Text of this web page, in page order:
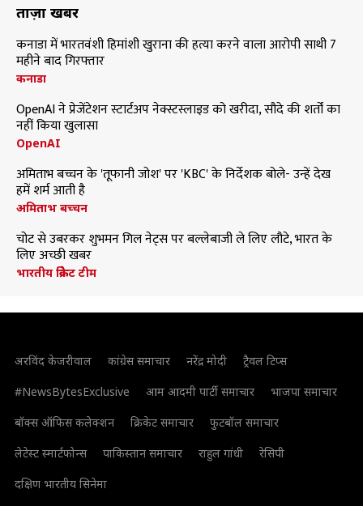
ताज़ा खबरें
कनाडा में भारतवंशी हिमांशी खुराना की हत्या करने वाला आरोपी साथी 7
महीने बाद गिरफ्तार
कनाडा
OpenAI ने प्रेजेंटेशन स्टार्टअप नेक्स्टस्लाइड को खरीदा, सौदे की शर्तों का
नहीं किया खुलासा
OpenAI
अमिताभ बच्चन के 'तूफानी जोश' पर 'KBC' के निर्देशक बोले- उन्हें देख
हमें शर्म आती है
अमिताभ बच्चन
चोट से उबरकर शुभमन गिल नेट्स पर बल्लेबाजी ले लिए लौटे, भारत के
लिए अच्छी खबर
भारतीय क्रिकेट टीम
अरविंद केजरीवाल कांग्रेस समाचार नरेंद्र मोदी
ट्रैवल टिप्स
#NewsBytesExclusive
आम आदमी पार्टी समाचार
भाजपा समाचार
बॉक्स ऑफिस कलेक्शन
क्रिकेट समाचार
फुटबॉल समाचार
लेटेस्ट स्मार्टफोन्स
पाकिस्तान समाचार राहुल गांधी
रेसिपी
दक्षिण भारतीय सिनेमा